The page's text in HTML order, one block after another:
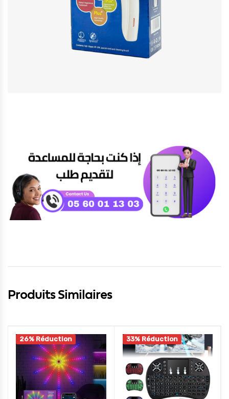
Produits Similaires
26% Réduction 33% Réduction